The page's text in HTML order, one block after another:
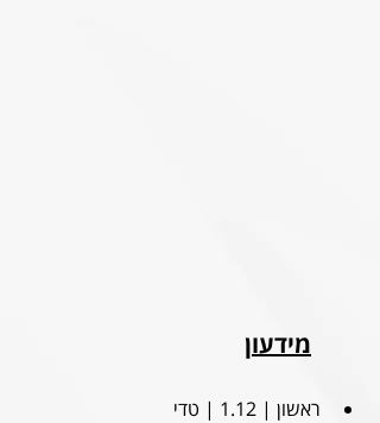
מידעון
ראשון | 1.12 | טדי